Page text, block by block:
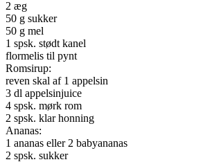
2 æg
50 g sukker
50 g mel
1 spsk. stødt kanel
flormelis til pynt
Romsirup:
reven skal af 1 appelsin
3 dl appelsinjuice
4 spsk. mørk rom
2 spsk. klar honning
Ananas:
1 ananas eller 2 babyananas
2 spsk. sukker